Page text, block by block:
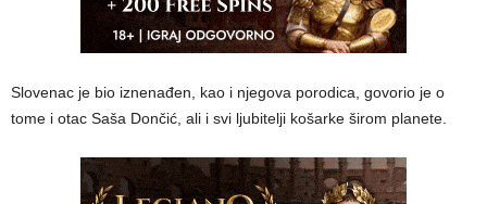
Slovenac je bio iznenađen, kao i njegova porodica, govorio je o
tome i otac Saša Dončić, ali i svi ljubitelji košarke širom planete.